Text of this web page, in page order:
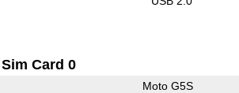
Sim Card 0
Moto G5S